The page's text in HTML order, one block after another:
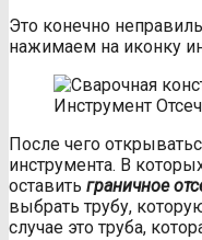
Это конечно
нажимаем на иконку
Инструмент
После чего
инструмента. В
оставить граничное
выбрать трубу,
случае это труба,